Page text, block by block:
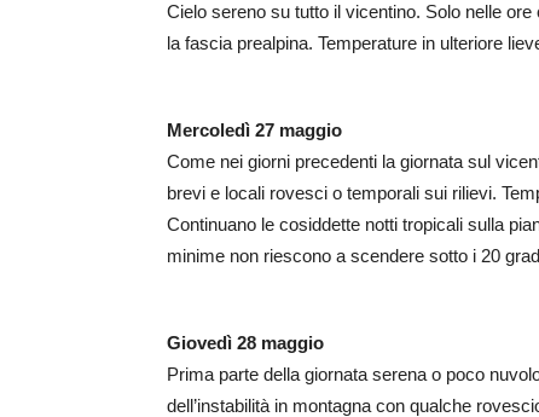
Cielo sereno su tutto il vicentino. Solo nelle
la fascia prealpina. Temperature in ulteriore
Mercoledì 27 maggio
Come nei giorni precedenti la giornata sul
brevi e locali rovesci o temporali sui rilievi.
Continuano le cosiddette notti tropicali sulla
minime non riescono a scendere sotto i 20
Giovedì 28 maggio
Prima parte della giornata serena o poco
dell’instabilità in montagna con qualche